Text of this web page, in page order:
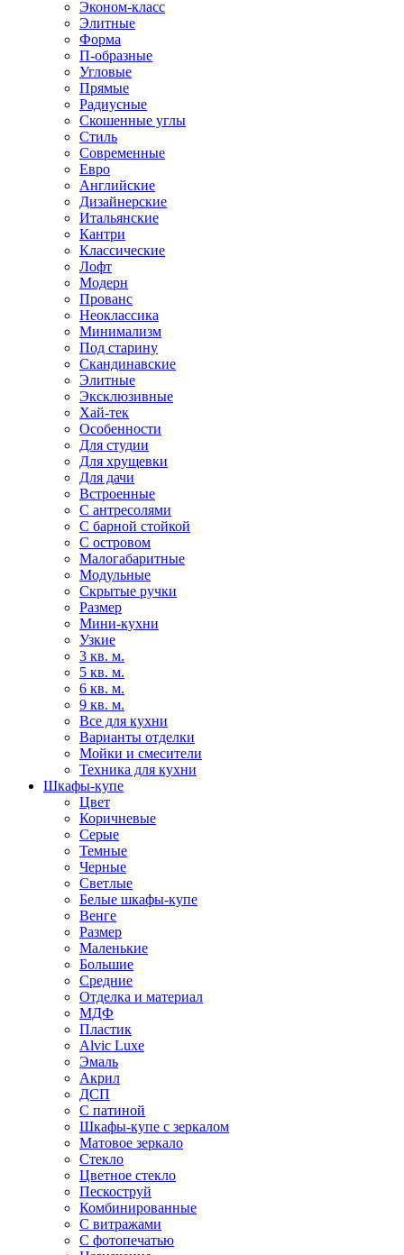
Эконом-класс
Элитные
Форма
П-образные
Угловые
Прямые
Радиусные
Скошенные углы
Стиль
Современные
Евро
Английские
Дизайнерские
Итальянские
Кантри
Классические
Лофт
Модерн
Прованс
Неоклассика
Минимализм
Под старину
Скандинавские
Элитные
Эксклюзивные
Хай-тек
Особенности
Для студии
Для хрущевки
Для дачи
Встроенные
С антресолями
С барной стойкой
С островом
Малогабаритные
Модульные
Скрытые ручки
Размер
Мини-кухни
Узкие
3 кв. м.
5 кв. м.
6 кв. м.
9 кв. м.
Все для кухни
Варианты отделки
Мойки и смесители
Техника для кухни
Шкафы-купе
Цвет
Коричневые
Серые
Темные
Черные
Светлые
Белые шкафы-купе
Венге
Размер
Маленькие
Большие
Средние
Отделка и материал
МДФ
Пластик
Alvic Luxe
Эмаль
Акрил
ДСП
С патиной
Шкафы-купе с зеркалом
Матовое зеркало
Стекло
Цветное стекло
Пескоструй
Комбинированные
С витражами
С фотопечатью